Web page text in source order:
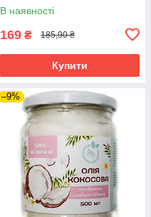
В наявності
169 ₴ 185,90 ₴
Купити
–9%